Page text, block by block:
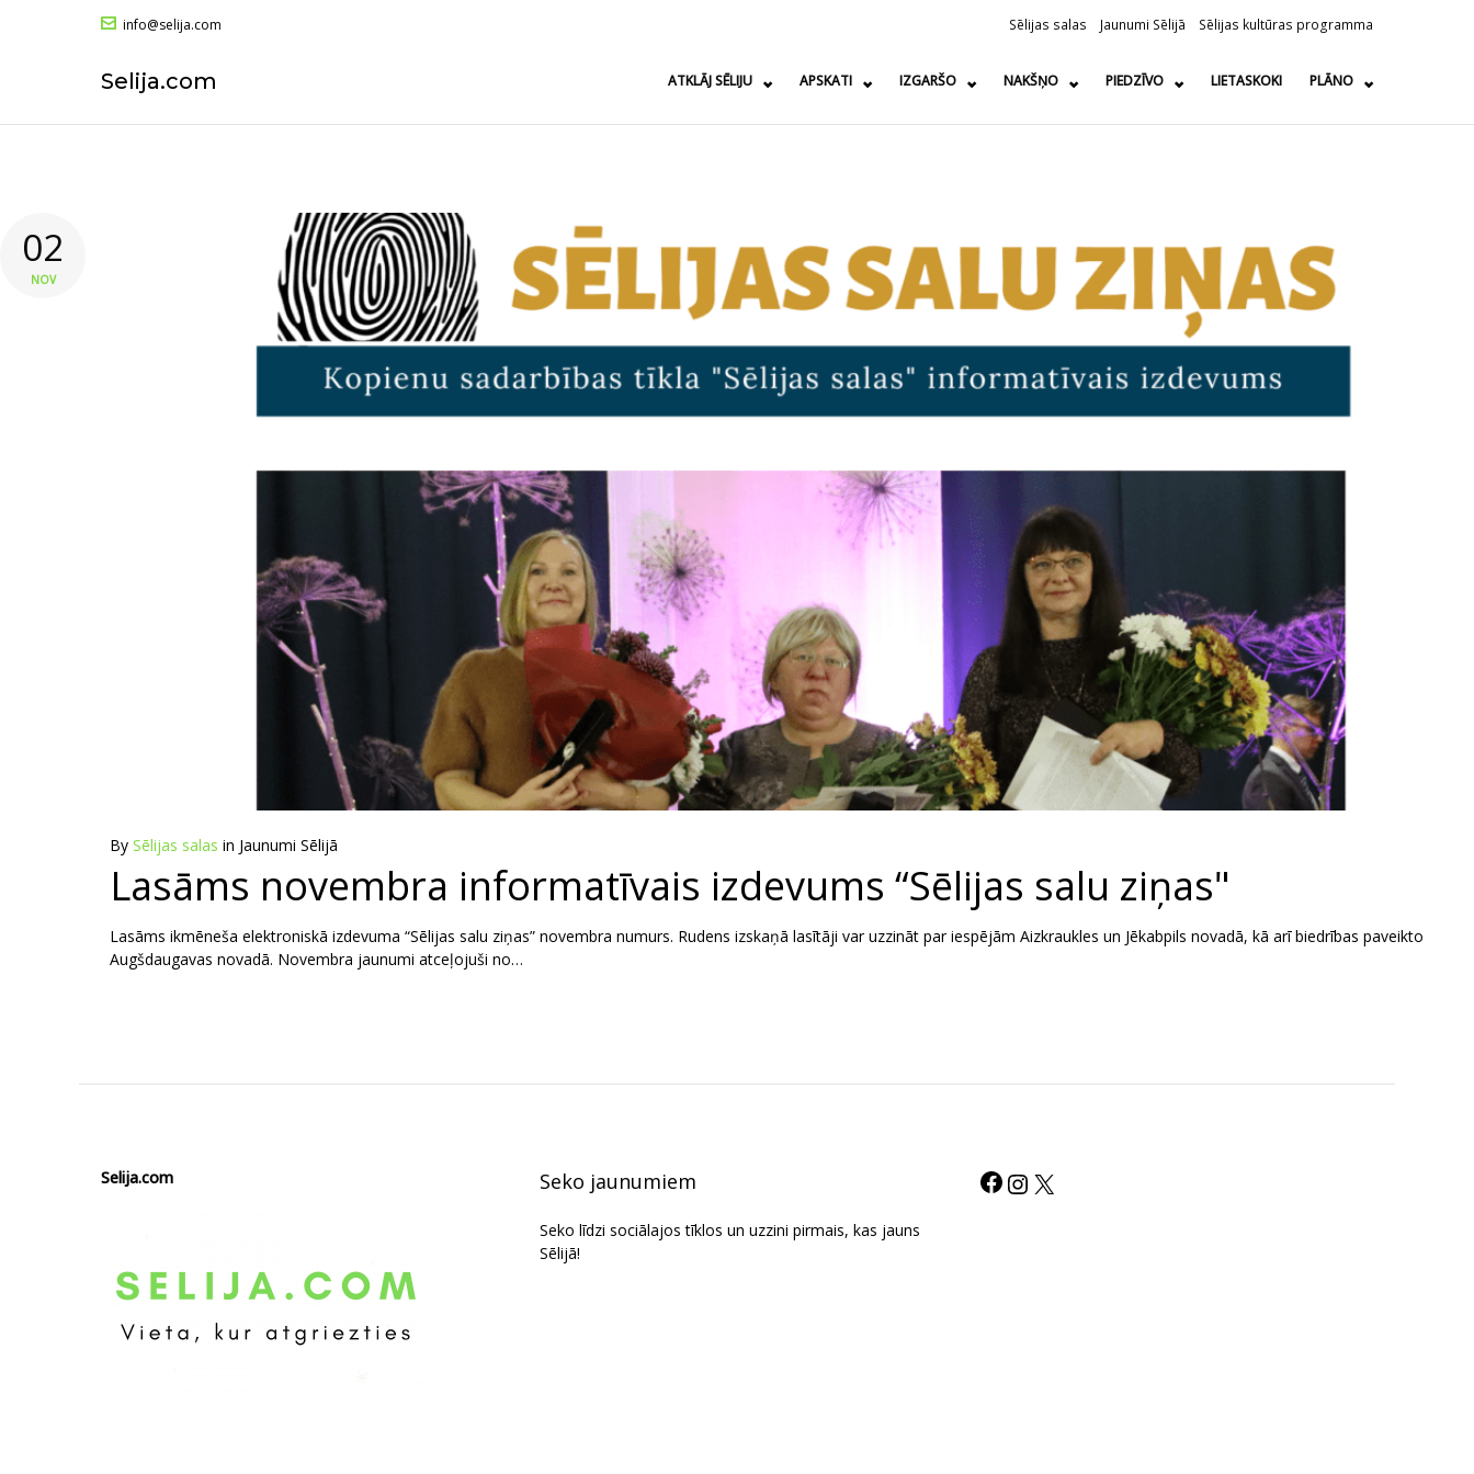
info@selija.com Sēlijas salas Jaunumi Sēlijā Sēlijas kultūras programma
Selija.com ATKLĀJ SĒLIJU APSKATI IZGARŠO NAKŠŅO PIEDZĪVO LIETASKOKI PLĀNO
02
NOV
By Sēlijas salas in Jaunumi Sēlijā
Lasāms novembra informatīvais izdevums “Sēlijas salu ziņas"
Lasāms ikmēneša elektroniskā izdevuma “Sēlijas salu ziņas” novembra numurs. Rudens izskaņā lasītāji var uzzināt par iespējām Aizkraukles un Jēkabpils novadā, kā arī biedrības paveikto
Augšdaugavas novadā. Novembra jaunumi atceļojuši no…
Selija.com Seko jaunumiem
Seko līdzi sociālajos tīklos un uzzini pirmais, kas jauns
Sēlijā!